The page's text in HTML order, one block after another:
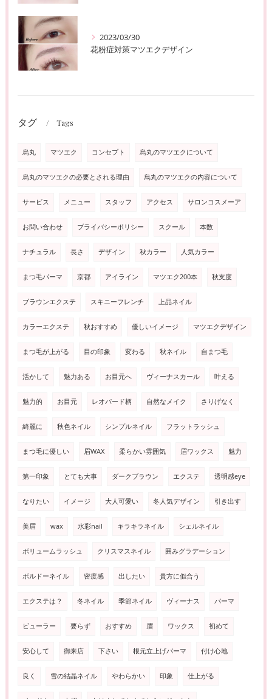
2023/03/30
花粉症対策マツエクデザイン
タグ Tags
烏丸 マツエク コンセプト 烏丸のマツエクについて
烏丸のマツエクの必要とされる理由 烏丸のマツエクの内容について
サービス メニュー スタッフ アクセス サロンコスメーア
お問い合わせ プライバシーポリシー スクール 本数
ナチュラル 長さ デザイン 秋カラー 人気カラー
まつ毛パーマ 京都 アイライン マツエク200本 秋支度
ブラウンエクステ スキニーフレンチ 上品ネイル
カラーエクステ 秋おすすめ 優しいイメージ マツエクデザイン
まつ毛が上がる 目の印象 変わる 秋ネイル 自まつ毛
活かして 魅力ある お目元へ ヴィーナスカール 叶える
魅力的 お目元 レオパード柄 自然なメイク さりげなく
綺麗に 秋色ネイル シンプルネイル フラットラッシュ
まつ毛に優しい 眉WAX 柔らかい雰囲気 眉ワックス 魅力
第一印象 とても大事 ダークブラウン エクステ 透明感eye
なりたい イメージ 大人可愛い 冬人気デザイン 引き出す
美眉 wax 水彩nail キラキラネイル シェルネイル
ボリュームラッシュ クリスマスネイル 囲みグラデーション
ボルドーネイル 密度感 出したい 貴方に似合う
エクステは？ 冬ネイル 季節ネイル ヴィーナス パーマ
ビューラー 要らず おすすめ 眉 ワックス 初めて
安心して 御来店 下さい 根元立上げパーマ 付け心地
良く 雪の結晶ネイル やわらかい 印象 仕上がる